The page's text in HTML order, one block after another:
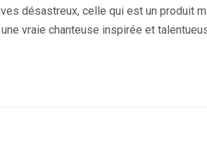
désastreux, celle qui est un produit
vraie chanteuse inspirée et